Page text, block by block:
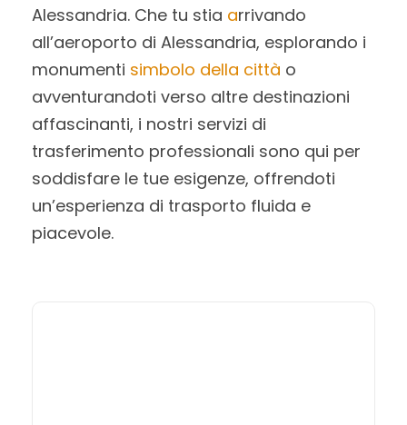
Alessandria. Che tu stia arrivando
all’aeroporto di Alessandria, esplorando i
monumenti simbolo della città o
avventurandoti verso altre destinazioni
affascinanti, i nostri servizi di
trasferimento professionali sono qui per
soddisfare le tue esigenze, offrendoti
un’esperienza di trasporto fluida e
piacevole.